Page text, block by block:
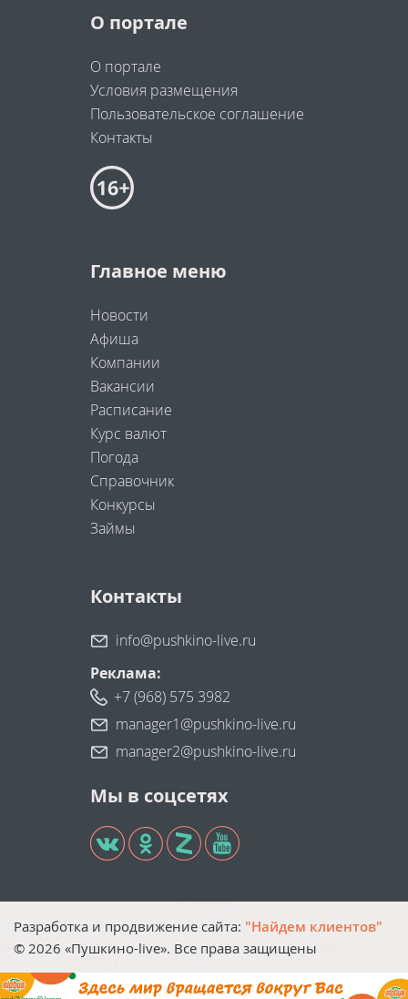
О портале
О портале
Условия размещения
Пользовательское соглашение
Контакты
Главное меню
Новости
Афиша
Компании
Вакансии
Расписание
Курс валют
Погода
Справочник
Конкурсы
Займы
Контакты
info@pushkino-live.ru
Реклама:
+7 (968) 575 3982
manager1@pushkino-live.ru
manager2@pushkino-live.ru
Мы в соцсетях
Разработка и продвижение сайта: "Найдем клиентов"
© 2026 «Пушкино-live». Все права защищены